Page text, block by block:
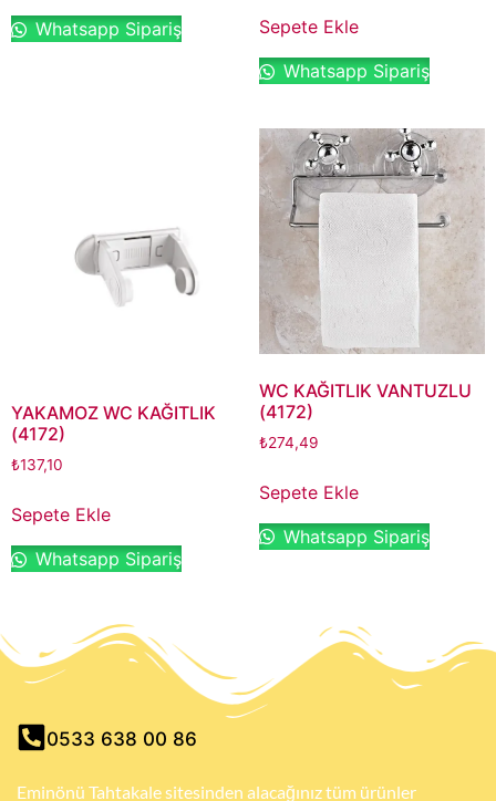
Whatsapp Sipariş
Sepete Ekle
Whatsapp Sipariş
YAKAMOZ WC KAĞITLIK
(4172)
₺137,10
Sepete Ekle
Whatsapp Sipariş
WC KAĞITLIK VANTUZLU
(4172)
₺274,49
Sepete Ekle
Whatsapp Sipariş
0533 638 00 86
Eminönü Tahtakale sitesinden alacağınız tüm ürünler